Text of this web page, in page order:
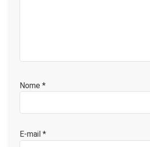
Nome *
E-mail *